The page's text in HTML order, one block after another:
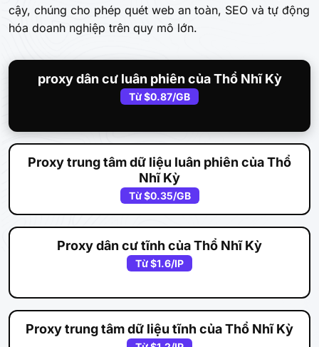
cậy, chúng cho phép quét web an toàn, SEO và tự động
hóa doanh nghiệp trên quy mô lớn.
proxy dân cư luân phiên của Thổ Nhĩ Kỳ
Từ$0.87/GB
Proxy trung tâm dữ liệu luân phiên của Thổ
Nhĩ Kỳ
Từ$0.35/GB
Proxy dân cư tĩnh của Thổ Nhĩ Kỳ
Từ$1.6/IP
Proxy trung tâm dữ liệu tĩnh của Thổ Nhĩ Kỳ